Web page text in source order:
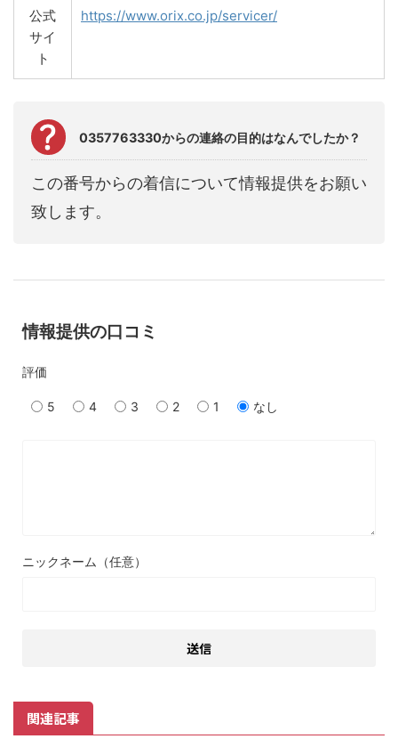
公式
サイ
ト
https://www.orix.co.jp/servicer/
0357763330からの連絡の目的はなんでしたか？
この番号からの着信について情報提供をお願い
致します。
情報提供の口コミ
評価
5 4 3 2 1 なし
ニックネーム（任意）
関連記事